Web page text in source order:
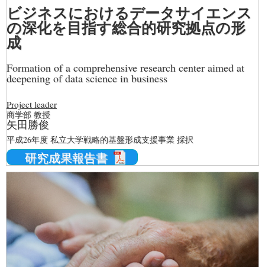
ビジネスにおけるデータサイエンス
の深化を目指す総合的研究拠点の形
成
Formation of a comprehensive research center aimed at
deepening of data science in business
Project leader
商学部 教授
矢田勝俊
平成26年度 私立大学戦略的基盤形成支援事業 採択
研究成果報告書